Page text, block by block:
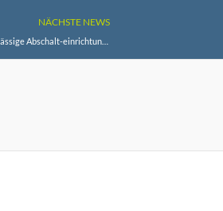
NÄCHSTE NEWS
EuGH: Ein Automobilhersteller kann sich nicht deshalb von seiner Haftung für eine unzulässige Abschalt-einrichtung entlasten, weil eine EG-Typgenehmigung vorliegt